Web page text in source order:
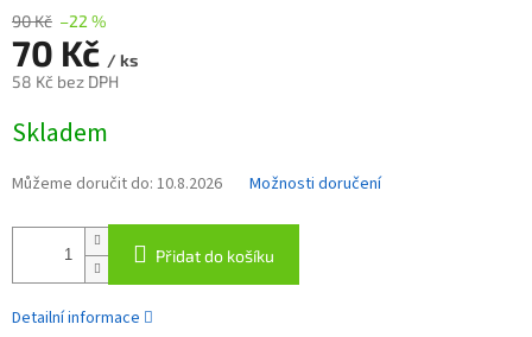
90 Kč –22 %
70 Kč / ks
58 Kč bez DPH
cena:
Skladem
Můžeme doručit do: 10.8.2026 Možnosti doručení
Přidat do košíku
Detailní informace